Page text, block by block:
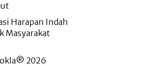
Harapan Indah
Masyarakat
2026